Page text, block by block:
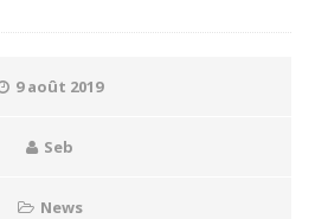
9 août 2019
Seb
News